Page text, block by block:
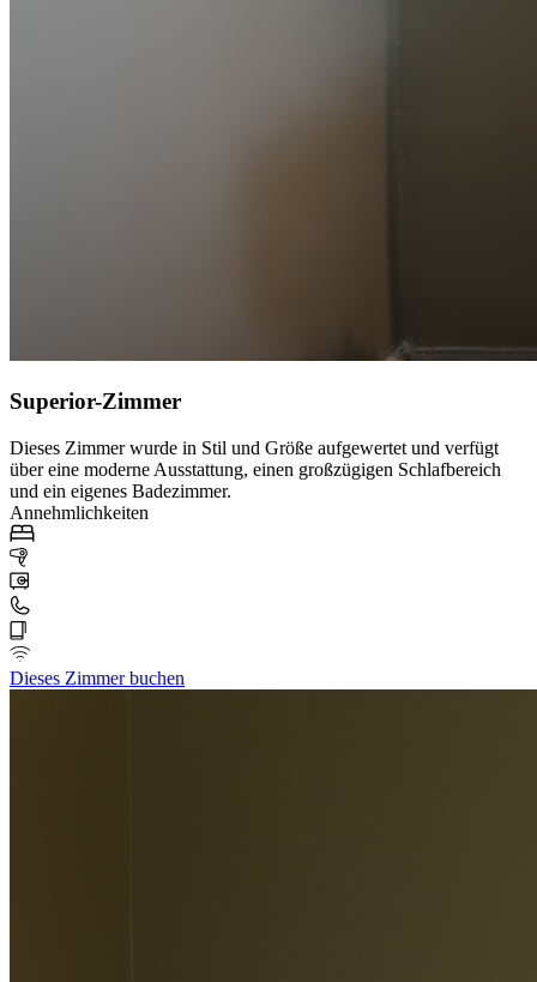
Superior-Zimmer
Dieses Zimmer wurde in Stil und Größe aufgewertet und verfügt
über eine moderne Ausstattung, einen großzügigen Schlafbereich
und ein eigenes Badezimmer.
Annehmlichkeiten
Dieses Zimmer buchen